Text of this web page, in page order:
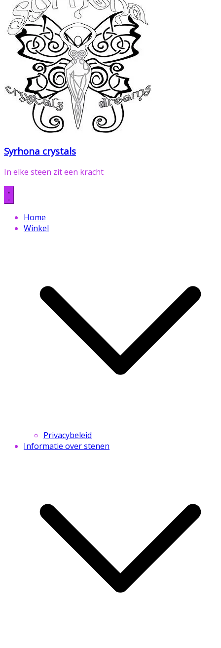
Syrhona crystals
In elke steen zit een kracht
Home
Winkel
Privacybeleid
Informatie over stenen